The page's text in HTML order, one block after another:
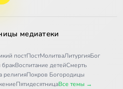
медиатеки
постПостМолитваЛитургияБог
бракВоспитание детейСмерть
религияПокров Богородицы
ПятидесятницаВсе темы →